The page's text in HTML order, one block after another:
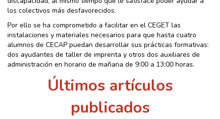
los colectivos más desfavorecidos.
Por ello se ha comprometido a facilitar en el CEGET las
instalaciones y materiales necesarios para que hasta cuatro
alumnos de CECAP puedan desarrollar sus prácticas formativas:
dos ayudantes de taller de imprenta y otros dos auxiliares de
administración en horario de mañana de 9:00 a 13:00 horas.
Últimos artículos
publicados